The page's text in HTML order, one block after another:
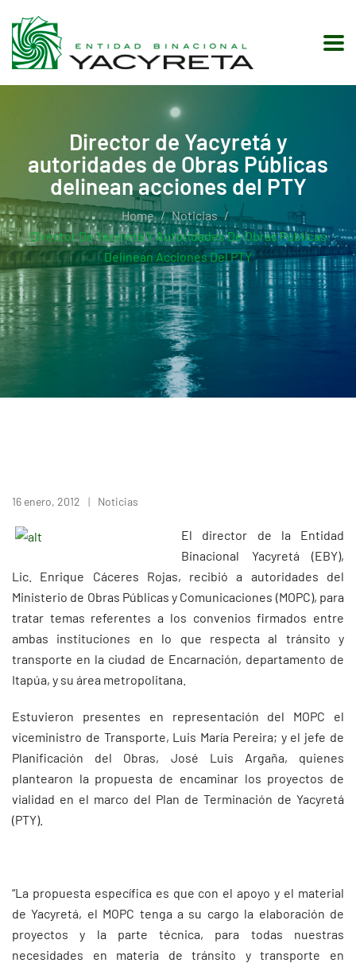
Director de Yacyretá y
autoridades de Obras Públicas
delinean acciones del PTY
Home
Noticias
Director De Yacyretá Y Autoridades De Obras Públicas
Delinean Acciones Del PTY
16 enero, 2012 Noticias
El director de la Entidad
Binacional Yacyretá (EBY),
Lic. Enrique Cáceres Rojas, recibió a autoridades del
Ministerio de Obras Públicas y Comunicaciones (MOPC), para
tratar temas referentes a los convenios firmados entre
ambas instituciones en lo que respecta al tránsito y
transporte en la ciudad de Encarnación, departamento de
Itapúa, y su área metropolitana.
Estuvieron presentes en representación del MOPC el
viceministro de Transporte, Luis María Pereira; y el jefe de
Planificación del Obras, José Luis Argaña, quienes
plantearon la propuesta de encaminar los proyectos de
vialidad en el marco del Plan de Terminación de Yacyretá
(PTY).
“La propuesta específica es que con el apoyo y el material
de Yacyretá, el MOPC tenga a su cargo la elaboración de
proyectos y la parte técnica, para todas nuestras
necesidades en materia de tránsito y transporte en